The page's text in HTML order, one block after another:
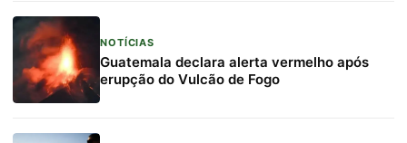
NOTÍCIAS
Guatemala declara alerta vermelho após
erupção do Vulcão de Fogo